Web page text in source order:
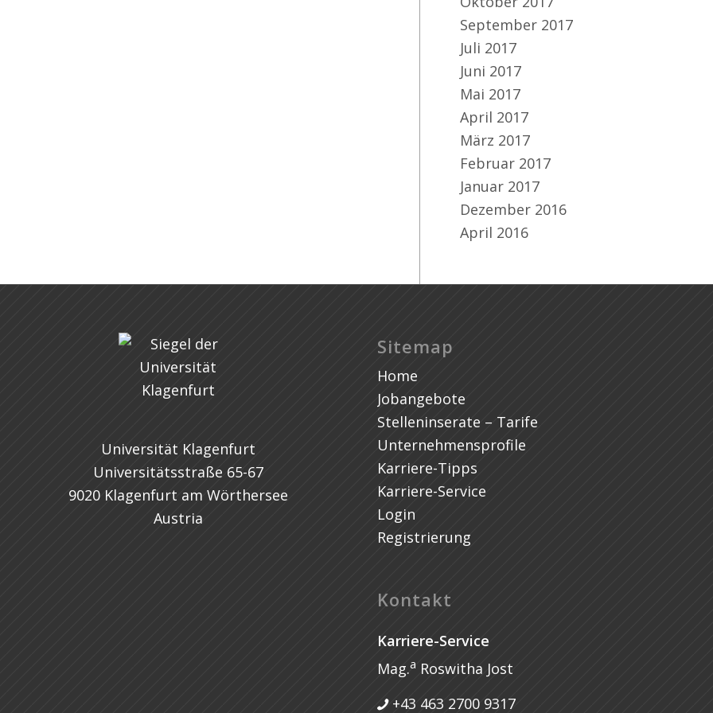
September 2017
Juli 2017
Juni 2017
Mai 2017
April 2017
März 2017
Februar 2017
Januar 2017
Dezember 2016
April 2016
Universität Klagenfurt
Universitätsstraße 65-67
9020 Klagenfurt am Wörthersee
Austria
Sitemap
Home
Jobangebote
Stelleninserate – Tarife
Unternehmensprofile
Karriere-Tipps
Karriere-Service
Login
Registrierung
Kontakt
Karriere-Service
Mag.a Roswitha Jost
+43 463 2700 9317